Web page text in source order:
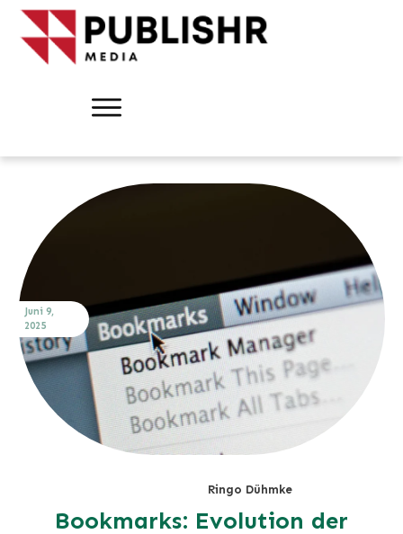
Juni 9,
2025
Ringo Dühmke
Bookmarks: Evolution der